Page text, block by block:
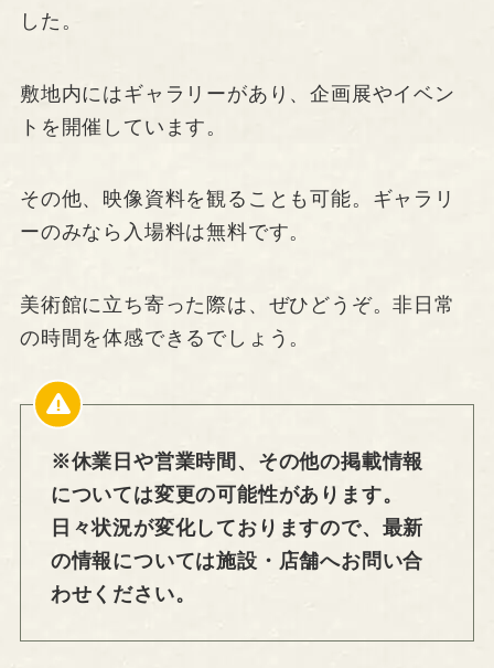
した。
敷地内にはギャラリーがあり、企画展やイベン
トを開催しています。
その他、映像資料を観ることも可能。ギャラリ
ーのみなら入場料は無料です。
美術館に立ち寄った際は、ぜひどうぞ。非日常
の時間を体感できるでしょう。
※休業日や営業時間、その他の掲載情報
については変更の可能性があります。
日々状況が変化しておりますので、最新
の情報については施設・店舗へお問い合
わせください。